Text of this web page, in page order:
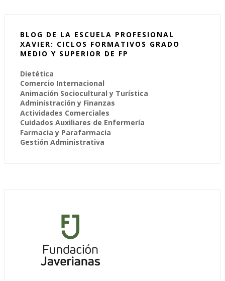
BLOG DE LA ESCUELA PROFESIONAL
XAVIER: CICLOS FORMATIVOS GRADO
MEDIO Y SUPERIOR DE FP
Dietética
Comercio Internacional
Animación Sociocultural y Turística
Administración y Finanzas
Actividades Comerciales
Cuidados Auxiliares de Enfermería
Farmacia y Parafarmacia
Gestión Administrativa